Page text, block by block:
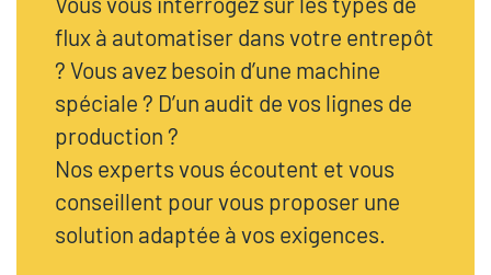
flux à automatiser dans votre entrepôt
? Vous avez besoin d’une machine
spéciale ? D’un audit de vos lignes de
production ?
Nos experts vous écoutent et vous
conseillent pour vous proposer une
solution adaptée à vos exigences.